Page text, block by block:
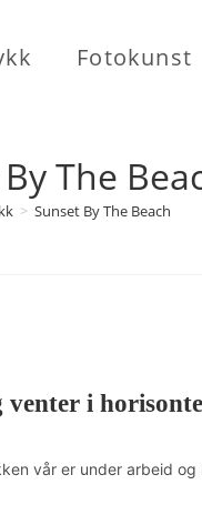
Fotokunst
The
> Sunset By The Beach
venter i
vår er under arbeid og